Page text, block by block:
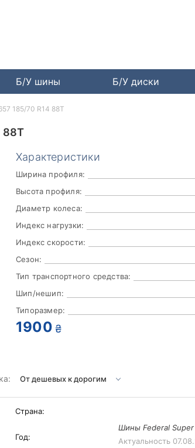
Б/У шины Б/У диски
88T
Характеристики
Ширина профиля:
Высота профиля:
Диаметр колеса:
Индекс нагрузки:
Индекс скорости:
Сезон:
Тип транспортного средства:
Шип/нешип:
Типоразмер:
1900 ₴
Страна:
Год:
Шины Federal Super
Актуальность
185/70 R14 88T